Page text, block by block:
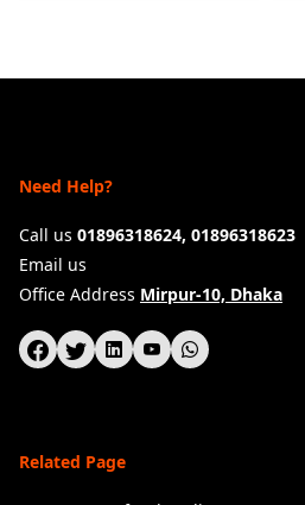
Need Help?
Call us 01896318624, 01896318623
Email us
Office Address Mirpur-10, Dhaka
Related Page